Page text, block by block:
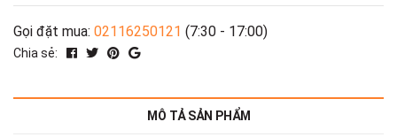
Gọi đặt mua: 02116250121 (7:30 - 17:00)
Chia sẻ:
MÔ TẢ SẢN PHẨM